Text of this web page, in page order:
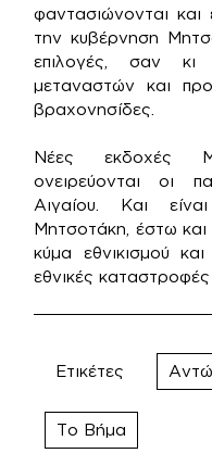
φαντασιώνονται και
την κυβέρνηση
επιλογές, σαν κι
μεταναστών και
βραχονησίδες.
Νέες εκδοχές
ονειρεύονται οι
Αιγαίου. Και
Μητσοτάκη, έστω
κύμα εθνικισμού
εθνικές καταστροφές
Ετικέτες
Το Βήμα